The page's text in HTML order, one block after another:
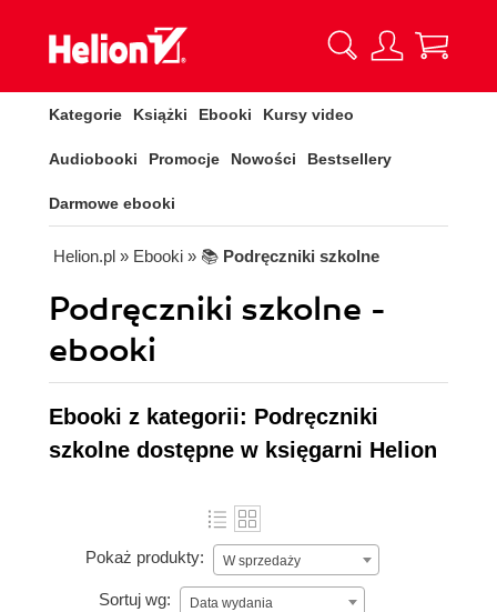
Kategorie Książki Ebooki Kursy video
Audiobooki Promocje Nowości Bestsellery
Darmowe ebooki
Helion.pl » Ebooki » 📚 Podręczniki szkolne
Podręczniki szkolne -
ebooki
Ebooki z kategorii: Podręczniki
szkolne dostępne w księgarni Helion
Pokaż produkty: W sprzedaży
Sortuj wg: Data wydania